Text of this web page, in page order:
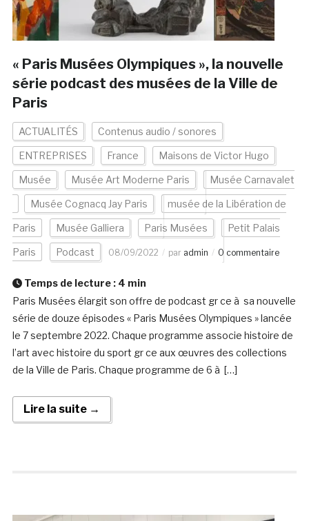
« Paris Musées Olympiques », la nouvelle
série podcast des musées de la Ville de
Paris
ACTUALITÉS Contenus audio / sonores
ENTREPRISES France Maisons de Victor Hugo
Musée Musée Art Moderne Paris Musée Carnavalet
Musée Cognacq Jay Paris musée de la Libération de
Paris Musée Galliera Paris Musées Petit Palais
Paris Podcast 08/09/2022 par admin 0 commentaire
Temps de lecture : 4 min
Paris Musées élargit son offre de podcast gr ce à sa nouvelle
série de douze épisodes « Paris Musées Olympiques » lancée
le 7 septembre 2022. Chaque programme associe histoire de
l’art avec histoire du sport gr ce aux œuvres des collections
de la Ville de Paris. Chaque programme de 6 à […]
Lire la suite →